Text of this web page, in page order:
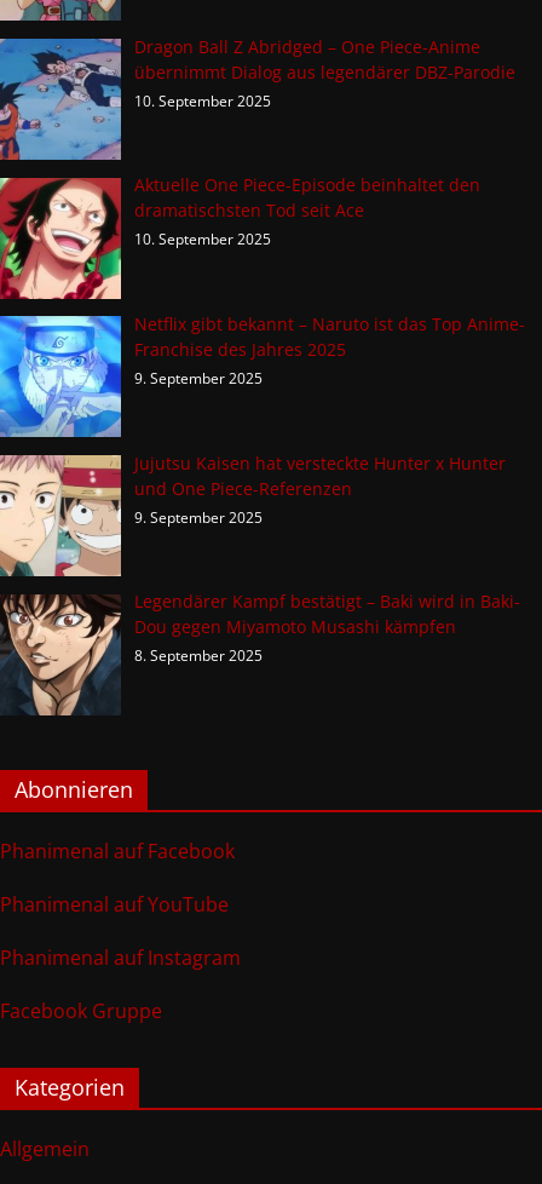
Dragon Ball Z Abridged – One Piece-Anime
übernimmt Dialog aus legendärer DBZ-Parodie
10. September 2025
Aktuelle One Piece-Episode beinhaltet den
dramatischsten Tod seit Ace
10. September 2025
Netflix gibt bekannt – Naruto ist das Top Anime-
Franchise des Jahres 2025
9. September 2025
Jujutsu Kaisen hat versteckte Hunter x Hunter
und One Piece-Referenzen
9. September 2025
Legendärer Kampf bestätigt – Baki wird in Baki-
Dou gegen Miyamoto Musashi kämpfen
8. September 2025
Abonnieren
Phanimenal auf Facebook
Phanimenal auf YouTube
Phanimenal auf Instagram
Facebook Gruppe
Kategorien
Allgemein